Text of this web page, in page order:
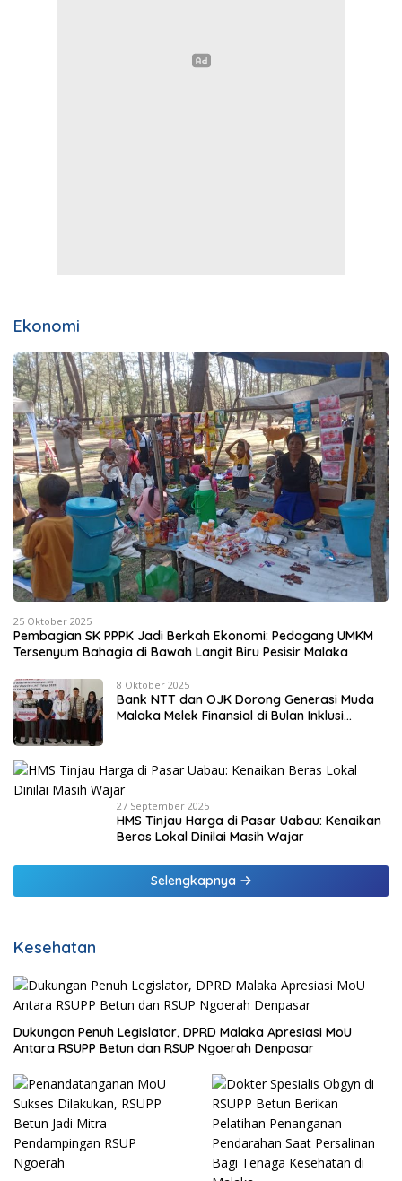
Ekonomi
25 Oktober 2025
Pembagian SK PPPK Jadi Berkah Ekonomi: Pedagang UMKM
Tersenyum Bahagia di Bawah Langit Biru Pesisir Malaka
8 Oktober 2025
Bank NTT dan OJK Dorong Generasi Muda
Malaka Melek Finansial di Bulan Inklusi
27 September 2025
HMS Tinjau Harga di Pasar Uabau: Kenaikan
Beras Lokal Dinilai Masih Wajar
Selengkapnya
Kesehatan
Dukungan Penuh Legislator, DPRD Malaka Apresiasi MoU
Antara RSUPP Betun dan RSUP Ngoerah Denpasar